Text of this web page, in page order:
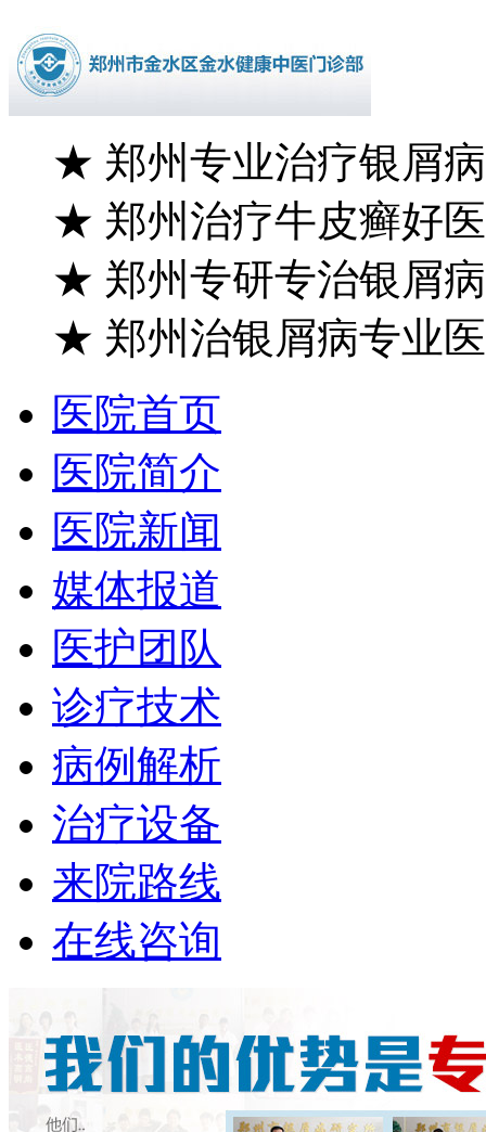
★ 郑州专业治疗银屑
★ 郑州治疗牛皮癣好
★ 郑州专研专治银屑
★ 郑州治银屑病专业
医院首页
医院简介
医院新闻
媒体报道
医护团队
诊疗技术
病例解析
治疗设备
来院路线
在线咨询